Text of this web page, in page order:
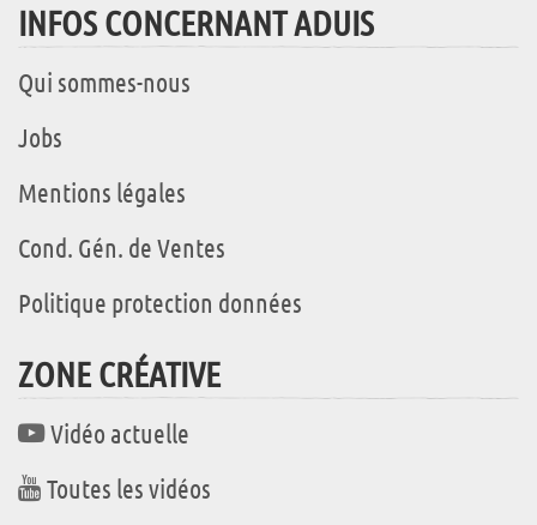
INFOS CONCERNANT ADUIS
Qui sommes-nous
Jobs
Mentions légales
Cond. Gén. de Ventes
Politique protection données
ZONE CRÉATIVE
Vidéo actuelle
Toutes les vidéos